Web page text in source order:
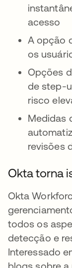
acesso
A opção
os
Opções
de step-
risco
Medidas
revisões
Okta torna
Okta
todos os
detecção e
Interessado
blogs sobre